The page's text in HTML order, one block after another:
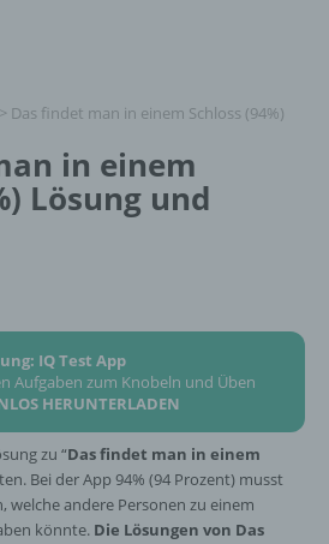
> Das findet man in einem Schloss (94%)
in einem
Lösung und
IQ Test App
Aufgaben zum Knobeln und Üben
HERUNTERLADEN
zu “Das findet man in einem
Bei der App 94% (94 Prozent) musst
welche andere Personen zu einem
könnte. Die Lösungen von Das